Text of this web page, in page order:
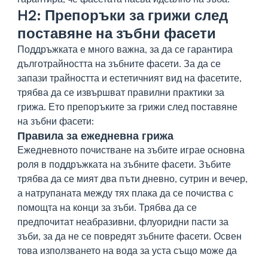
H2: Препоръки за грижи след
поставяне на зъбни фасети
Поддръжката е много важна, за да се гарантира
дълготрайността на зъбните фасети. За да се
запази трайността и естетичният вид на фасетите,
трябва да се извършват правилни практики за
грижа. Ето препоръките за грижи след поставяне
на зъбни фасети:
Правила за ежедневна грижа
Ежедневното почистване на зъбите играе основна
роля в поддръжката на зъбните фасети. Зъбите
трябва да се мият два пъти дневно, сутрин и вечер,
а натрупаната между тях плака да се почиства с
помощта на конци за зъби. Трябва да се
предпочитат неабразивни, флуоридни пасти за
зъби, за да не се повредят зъбните фасети. Освен
това използването на вода за уста също може да